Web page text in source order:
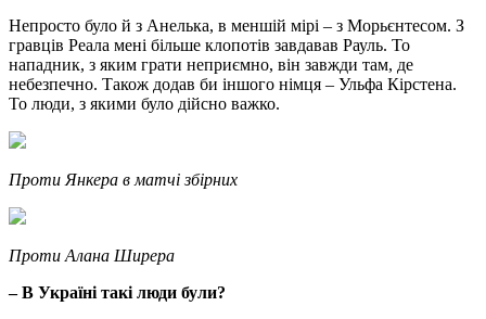
Непросто було й з Анелька, в меншій мірі – з Морьєнтесом. З
гравців Реала мені більше клопотів завдавав Рауль. То
нападник, з яким грати неприємно, він завжди там, де
небезпечно. Також додав би іншого німця – Ульфа Кірстена.
То люди, з якими було дійсно важко.
Проти Янкера в матчі збірних
Проти Алана Ширера
– В Україні такі люди були?